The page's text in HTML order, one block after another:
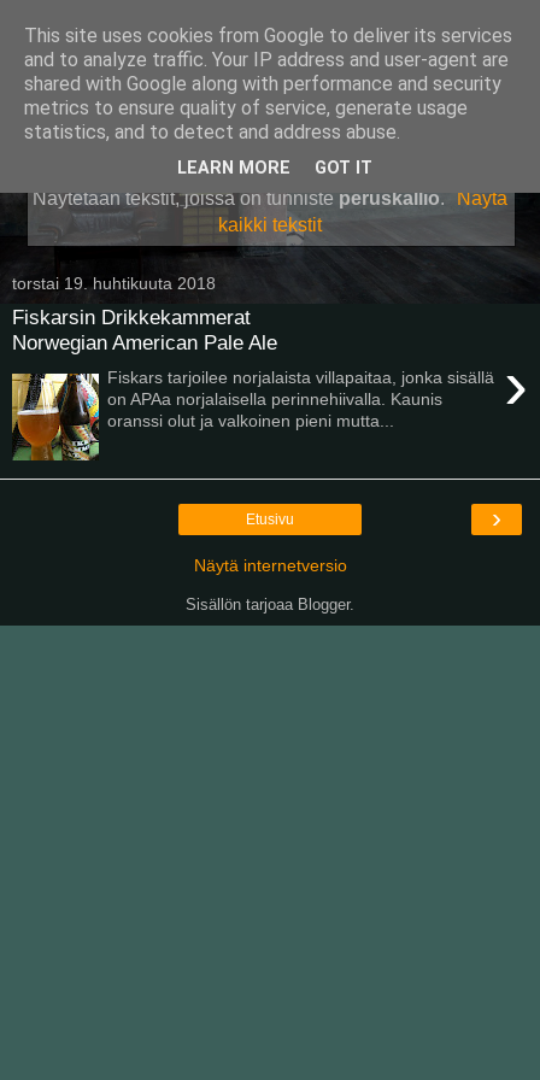
Pullollinen
Näytetään tekstit, joissa on tunniste peruskallio.
Näytä
kaikki tekstit
torstai 19. huhtikuuta 2018
Fiskarsin Drikkekammerat
Norwegian American Pale Ale
›
Fiskars tarjoilee norjalaista villapaitaa, jonka sisällä
on APAa norjalaisella perinnehiivalla. Kaunis
oranssi olut ja valkoinen pieni mutta...
›
Etusivu
Näytä internetversio
Sisällön tarjoaa Blogger.
This site uses cookies from Google to deliver its services
and to analyze traffic. Your IP address and user-agent are
shared with Google along with performance and security
metrics to ensure quality of service, generate usage
statistics, and to detect and address abuse.
LEARN MORE GOT IT